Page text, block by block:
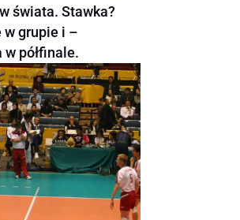
świata. Stawka?
w grupie i –
półfinale.